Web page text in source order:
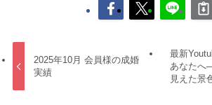
2025年10月 会員様の成婚
実績
最新
あなたへ
見えた景